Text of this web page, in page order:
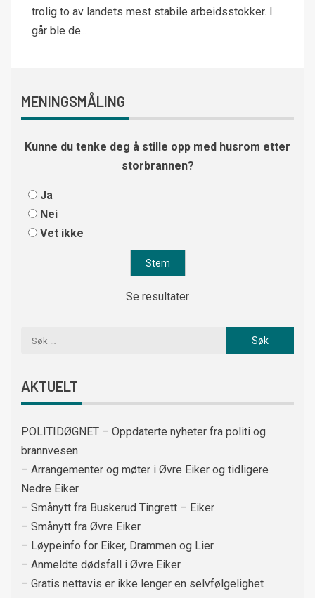
trolig to av landets mest stabile arbeidsstokker. I
går ble de...
MENINGSMÅLING
Kunne du tenke deg å stille opp med husrom etter
storbrannen?
Ja
Nei
Vet ikke
Se resultater
AKTUELT
POLITIDØGNET – Oppdaterte nyheter fra politi og
brannvesen
– Arrangementer og møter i Øvre Eiker og tidligere
Nedre Eiker
– Smånytt fra Buskerud Tingrett – Eiker
– Smånytt fra Øvre Eiker
– Løypeinfo for Eiker, Drammen og Lier
– Anmeldte dødsfall i Øvre Eiker
– Gratis nettavis er ikke lenger en selvfølgelighet